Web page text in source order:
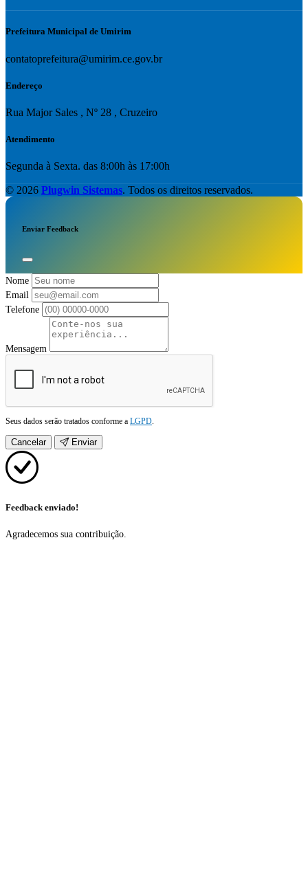
Prefeitura Municipal de Umirim
contatoprefeitura@umirim.ce.gov.br
Endereço
Rua Major Sales , Nº 28 , Cruzeiro
Atendimento
Segunda à Sexta. das 8:00h às 17:00h
© 2026 Plugwin Sistemas. Todos os direitos reservados.
Enviar Feedback
Nome
Email
Telefone
Mensagem
Seus dados serão tratados conforme a LGPD.
Cancelar Enviar
Feedback enviado!
Agradecemos sua contribuição.